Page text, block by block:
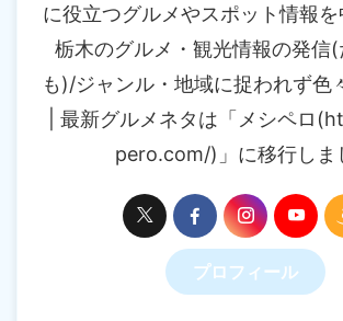
に役立つグルメやスポット情報を
栃木のグルメ・観光情報の発信
も)/ジャンル・地域に捉われず色
| 最新グルメネタは「メシペロ
pero.com/)」に移行しま
プロフィール